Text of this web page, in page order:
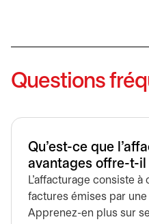
Questions
Qu'est-ce que
avantages offre-t-il
L’affacturage consiste
factures émises par
Apprenez-en plus sur